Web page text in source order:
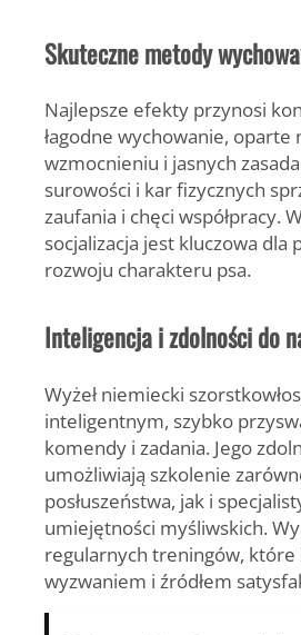
Skuteczne metody
Najlepsze efekty przynosi
łagodne wychowanie, oparte
wzmocnieniu i jasnych
surowości i kar fizycznych
zaufania i chęci współpracy.
socjalizacja jest kluczowa dla
rozwoju charakteru psa.
Inteligencja i zdolności do
Wyżeł niemiecki
inteligentnym, szybko
komendy i zadania. Jego
umożliwiają szkolenie
posłuszeństwa, jak i
umiejętności myśliwskich.
regularnych treningów, które
wyzwaniem i źródłem